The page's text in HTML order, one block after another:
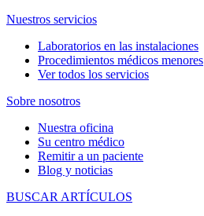
Nuestros servicios
Laboratorios en las instalaciones
Procedimientos médicos menores
Ver todos los servicios
Sobre nosotros
Nuestra oficina
Su centro médico
Remitir a un paciente
Blog y noticias
BUSCAR ARTÍCULOS